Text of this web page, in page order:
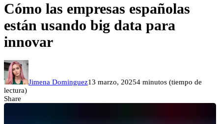
Cómo las empresas españolas
están usando big data para
innovar
Jimena Dominguez13 marzo, 20254 minutos (tiempo de
lectura)
Share